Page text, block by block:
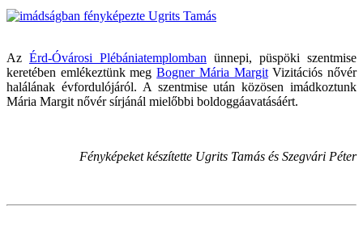
Az Érd-Óvárosi Plébániatemplomban ünnepi, püspöki szentmise
keretében emlékeztünk megBogner Mária MargitVizitációs nővér
halálának évfordulójáról. A szentmise után közösen imádkoztunk
Mária Margit nővér sírjánál mielőbbi boldoggáavatásáért.
Fényképeket készítette Ugrits Tamás és Szegvári Péter